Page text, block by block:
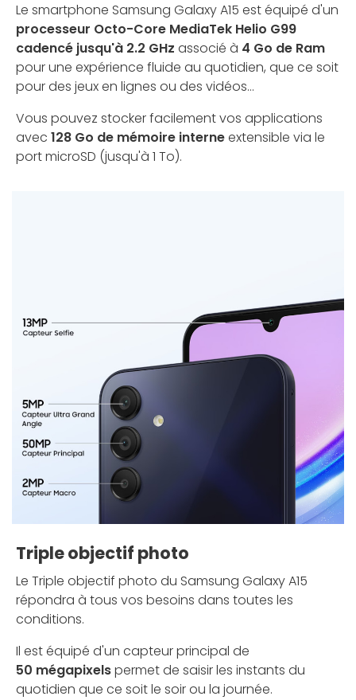
Le smartphone Samsung Galaxy A15 est équipé d'un
processeur Octo-Core MediaTek Helio G99
cadencé jusqu'à 2.2 GHz associé à 4 Go de Ram
pour une expérience fluide au quotidien, que ce soit
pour des jeux en lignes ou des vidéos…
Vous pouvez stocker facilement vos applications
avec 128 Go de mémoire interneextensible via le
port microSD (jusqu'à 1 To).
Triple objectif photo
Le Triple objectif photo du Samsung Galaxy A15
répondra à tous vos besoins dans toutes les
conditions.
Il est équipé d'un capteur principal de
50 mégapixelspermet de saisir les instants du
quotidien que ce soit le soir ou la journée.